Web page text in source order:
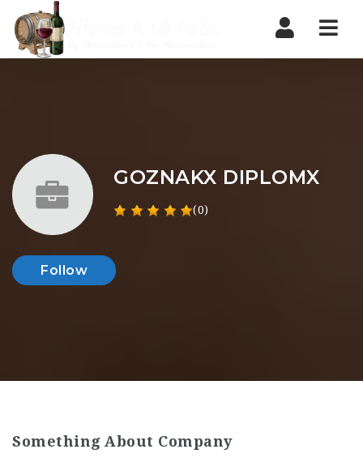
GOZNAKX DIPLOMX
(0)
Follow
Something About Company